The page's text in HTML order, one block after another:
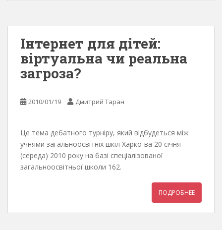
Інтернет для дітей:
віртуальна чи реальна
загроза?
2010/01/19 Дмитрий Таран
Це тема дебатного турніру, який відбудеться між
учнями загальноосвітніх шкіл Харко-ва 20 січня
(середа) 2010 року на базі спеціалізованої
загальноосвітньої школи 162.
ПОДРОБНЕЕ